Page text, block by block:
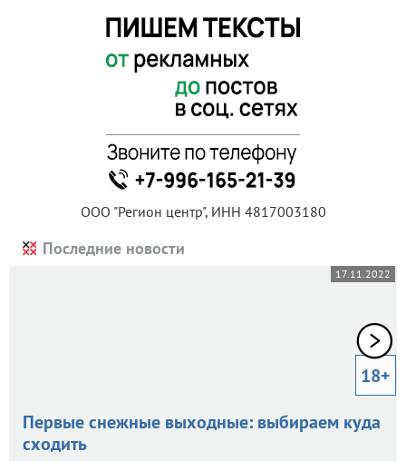
ООО "Регион центр", ИНН 4817003180
Последние новости
17.11.2022
18+
Первые снежные выходные: выбираем куда
сходить